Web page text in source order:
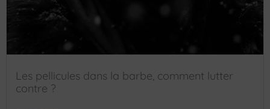
Les pellicules dans la barbe, comment lutter
contre ?